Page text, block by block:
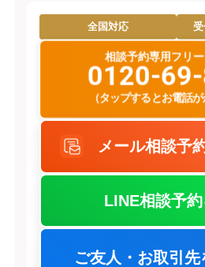
全国対応
相談予約専用フリ
0120-
（タップするとお電話が
メール相談予
LINE相談予
ご友人・お取引